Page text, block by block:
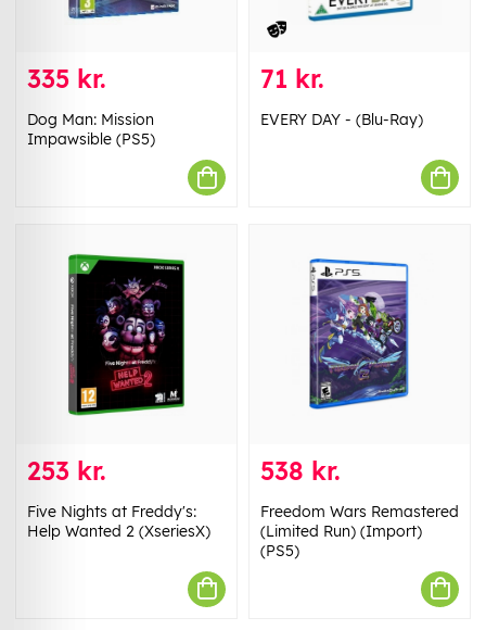
335 kr.
Dog Man: Mission
Impawsible (PS5)
71 kr.
EVERY DAY - (Blu-Ray)
253 kr.
Five Nights at Freddy's:
Help Wanted 2 (XseriesX)
538 kr.
Freedom Wars Remastered
(Limited Run) (Import)
(PS5)